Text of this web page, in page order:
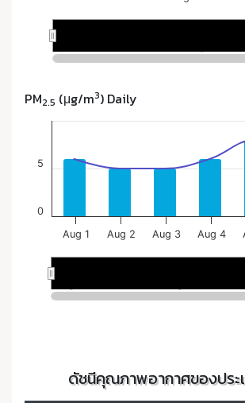
PM2.5 (μg/m3) Daily
ดัชนีคุณภาพอากาศของประ